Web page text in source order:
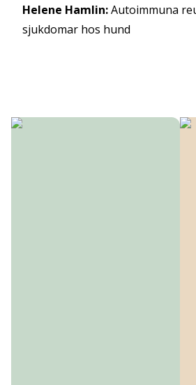
Helene Hamlin:Autoimmuna
sjukdomar hos hund